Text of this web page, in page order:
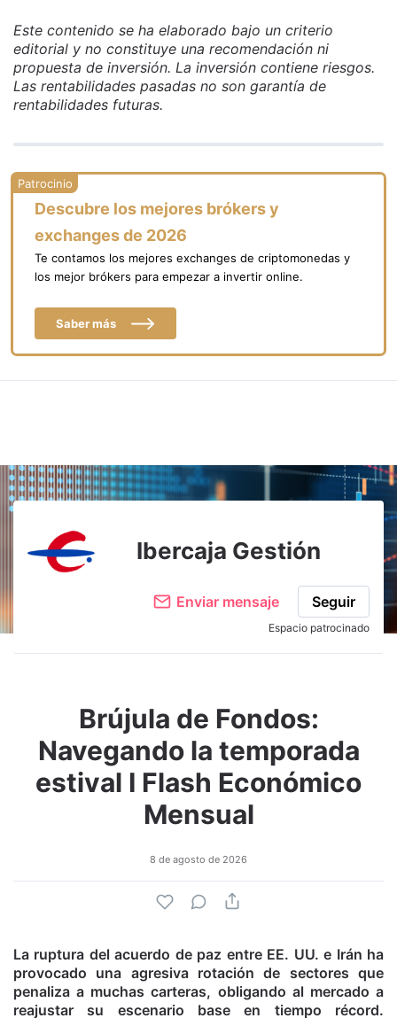
Este contenido se ha elaborado bajo un criterio
editorial y no constituye una recomendación ni
propuesta de inversión. La inversión contiene riesgos.
Las rentabilidades pasadas no son garantía de
rentabilidades futuras.
Descubre los mejores brókers y
exchanges de 2026
Te contamos los mejores exchanges de criptomonedas y
los mejor brókers para empezar a invertir online.
Saber más
Ibercaja Gestión
Enviar mensaje Seguir
Espacio patrocinado
Brújula de Fondos:
Navegando la temporada
estival I Flash Económico
Mensual
8 de agosto de 2026
La ruptura del acuerdo de paz entre EE. UU. e Irán ha
provocado una agresiva rotación de sectores que
penaliza a muchas carteras, obligando al mercado a
reajustar su escenario base en tiempo récord.